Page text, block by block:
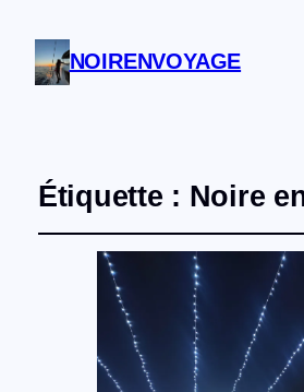
NOIRENVOYAGE
Étiquette : Noire